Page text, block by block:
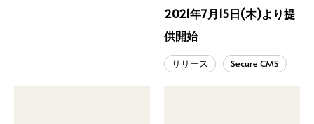
2021年7月15日(木)より提
供開始
リリース Secure CMS